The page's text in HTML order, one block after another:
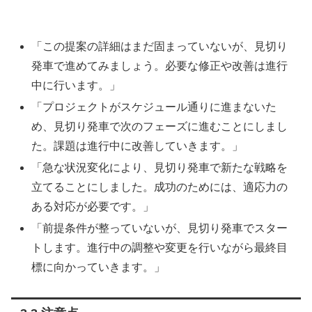
「この提案の詳細はまだ固まっていないが、見切り
発車で進めてみましょう。必要な修正や改善は進行
中に行います。」
「プロジェクトがスケジュール通りに進まないた
め、見切り発車で次のフェーズに進むことにしまし
た。課題は進行中に改善していきます。」
「急な状況変化により、見切り発車で新たな戦略を
立てることにしました。成功のためには、適応力の
ある対応が必要です。」
「前提条件が整っていないが、見切り発車でスター
トします。進行中の調整や変更を行いながら最終目
標に向かっていきます。」